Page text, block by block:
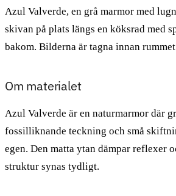
Azul Valverde, en grå marmor med
skivan på plats längs en köksrad med
bakom. Bilderna är tagna innan
Om materialet
Azul Valverde är en naturmarmor där
fossilliknande teckning och små
egen. Den matta ytan dämpar reflexer
struktur synas tydligt.